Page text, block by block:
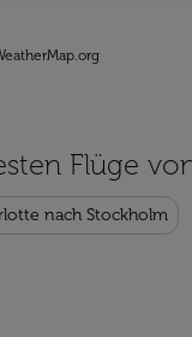
Flüge
nach Stockholm